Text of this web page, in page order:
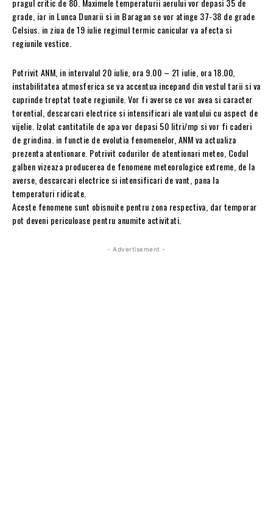
pragul critic de 80. Maximele temperaturii aerului vor depasi 35 de
grade, iar in Lunca Dunarii si in Baragan se vor atinge 37-38 de grade
Celsius. in ziua de 19 iulie regimul termic canicular va afecta si
regiunile vestice.
Potrivit ANM, in intervalul 20 iulie, ora 9.00 – 21 iulie, ora 18.00,
instabilitatea atmosferica se va accentua incepand din vestul tarii si va
cuprinde treptat toate regiunile. Vor fi averse ce vor avea si caracter
torential, descarcari electrice si intensificari ale vantului cu aspect de
vijelie. Izolat cantitatile de apa vor depasi 50 litri/mp si vor fi caderi
de grindina. in functie de evolutia fenomenelor, ANM va actualiza
prezenta atentionare. Potrivit codurilor de atentionari meteo, Codul
galben vizeaza producerea de fenomene meteorologice extreme, de la
averse, descarcari electrice si intensificari de vant, pana la
temperaturi ridicate.
Aceste fenomene sunt obisnuite pentru zona respectiva, dar temporar
pot deveni periculoase pentru anumite activitati.
- Advertisement -